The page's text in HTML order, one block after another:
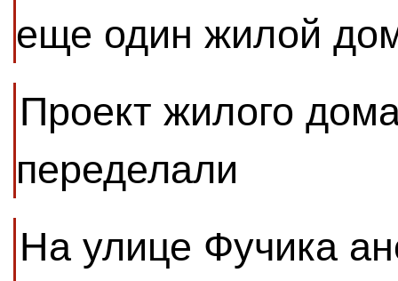
еще один жилой
Проект жилого
переделали
На улице Фучика